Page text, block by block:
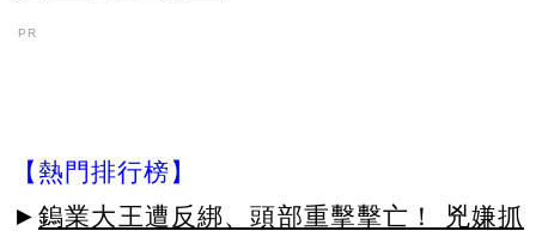
PR
【熱門排行榜】
► 鎢業大王遭反綁、頭部重擊擊亡！ 兇嫌抓